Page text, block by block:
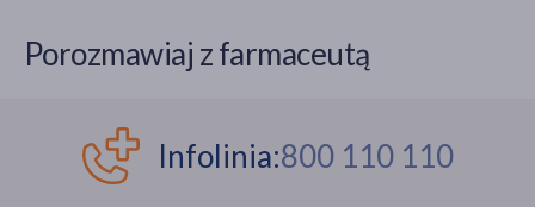
Porozmawiaj z farmaceutą
Infolinia:800 110 110